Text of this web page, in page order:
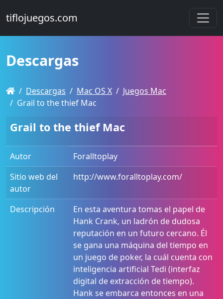
tiflojuegos.com
Descargas
Descargas Mac OS X
Juegos Mac
Grail to the thief Mac
Grail to the thief Mac
Autor
Foralltoplay
Sitio web del
autor
http://www.foralltoplay.com/
Descripción
En esta aventura tomas el papel de
Hank Crank, un ladrón de dudosa
reputación en un futuro cercano. Él
se gana una máquina del tiempo en
un juego de poker, la cuál cuenta con
inteligencia artificial Tedi (interfaz
digital de extracción de tiempo).
Hank se embarca entonces en una